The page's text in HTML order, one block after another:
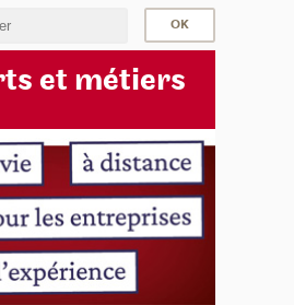
et métiers